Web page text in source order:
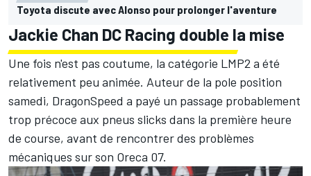
Toyota discute avec Alonso pour prolonger l'aventure
Jackie Chan DC Racing double la mise
Une fois n'est pas coutume, la catégorie LMP2 a été
relativement peu animée. Auteur de la pole position
samedi, DragonSpeed a payé un passage probablement
trop précoce aux pneus slicks dans la première heure
de course, avant de rencontrer des problèmes
mécaniques sur son Oreca 07.